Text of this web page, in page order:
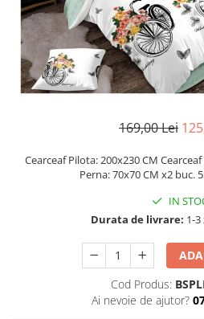
Cearceaf Normal
Lenjerii Pat Imprimeu 5D cu Elastic
Cearceaf cu Elastic pat 1 Persoana
Cearceaf cu Elastic pat 2 Persoane
Lenjerii Pat Inimi Brodate
Premium, 1 Persoana
Lenjerii Pat, Bumbac-Finet
Premium, 2 Persoane
Cearceaf Normal
169,00 Lei
Cearceaf Pilota: 200x230 CM
Perna: 70x70 CM x2 buc.
IN
Durata de livrare: 1-
Cod Produs:
Ai nevoie de ajutor?